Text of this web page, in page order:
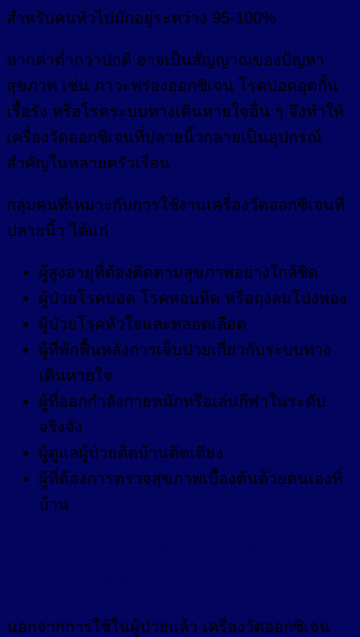
สำหรับคนทั่วไปมักอยู่ระหว่าง 95-100%
หากค่าต่ำกว่าปกติ อาจเป็นสัญญาณของปัญหา
สุขภาพ เช่น ภาวะพร่องออกซิเจน โรคปอดอุดกั้น
เรื้อรัง หรือโรคระบบทางเดินหายใจอื่น ๆ จึงทำให้
เครื่องวัดออกซิเจนที่ปลายนิ้วกลายเป็นอุปกรณ์
สำคัญในหลายครัวเรือน
กลุ่มคนที่เหมาะกับการใช้งานเครื่องวัดออกซิเจนที่
ปลายนิ้ว ได้แก่
ผู้สูงอายุที่ต้องติดตามสุขภาพอย่างใกล้ชิด
ผู้ป่วยโรคปอด โรคหอบหืด หรือถุงลมโป่งพอง
ผู้ป่วยโรคหัวใจและหลอดเลือด
ผู้ที่พักฟื้นหลังการเจ็บป่วยเกี่ยวกับระบบทาง
เดินหายใจ
ผู้ที่ออกกำลังกายหนักหรือเล่นกีฬาในระดับ
จริงจัง
ผู้ดูแลผู้ป่วยติดบ้านติดเตียง
ผู้ที่ต้องการตรวจสุขภาพเบื้องต้นด้วยตนเองที่
บ้าน
นอกจากการใช้ในผู้ป่วยแล้ว เครื่องวัดออกซิเจน